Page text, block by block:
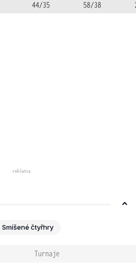
44/35 58/38
Smíšené čtyřhry
Turnaje